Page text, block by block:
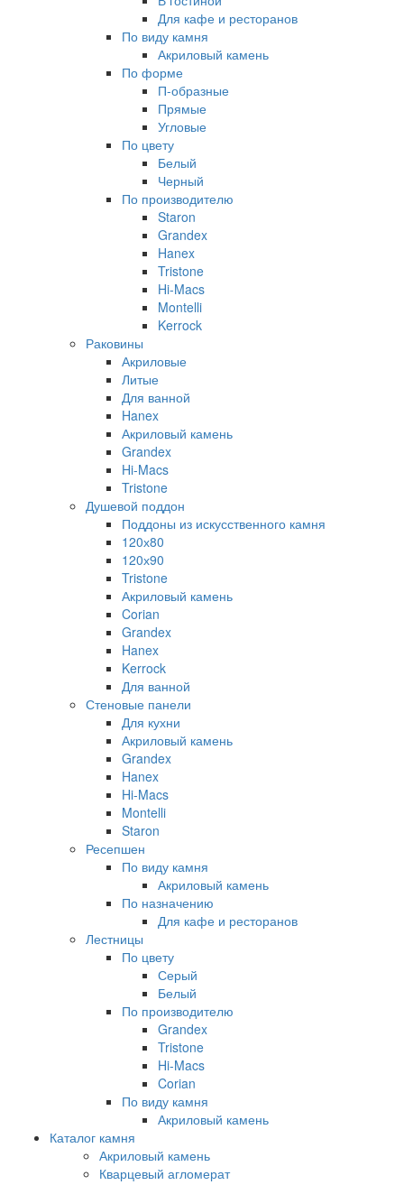
Для кафе и ресторанов
По виду камня
Акриловый камень
По форме
П-образные
Прямые
Угловые
По цвету
Белый
Черный
По производителю
Staron
Grandex
Hanex
Tristone
Hi-Macs
Montelli
Kerrock
Раковины
Акриловые
Литые
Для ванной
Hanex
Акриловый камень
Grandex
Hi-Macs
Tristone
Душевой поддон
Поддоны из искусственного камня
120х80
120х90
Tristone
Акриловый камень
Corian
Grandex
Hanex
Kerrock
Для ванной
Стеновые панели
Для кухни
Акриловый камень
Grandex
Hanex
Hi-Macs
Montelli
Staron
Ресепшен
По виду камня
Акриловый камень
По назначению
Для кафе и ресторанов
Лестницы
По цвету
Серый
Белый
По производителю
Grandex
Tristone
Hi-Macs
Corian
По виду камня
Акриловый камень
Каталог камня
Акриловый камень
Кварцевый агломерат